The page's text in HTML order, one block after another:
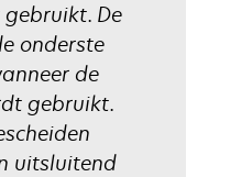
De
onderste
de
gebruikt.
uitsluitend